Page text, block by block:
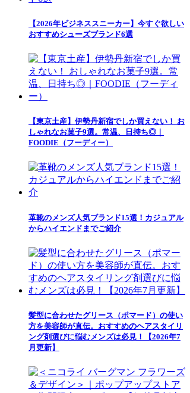
【2026年ビジネススニーカー】今すぐ欲しい
おすすめシューズブランド6選
【東京土産】伊勢丹新宿でしか買えない！ お
しゃれなお菓子9選。常温、日持ち◎｜
FOODIE（フーディー）
革靴のメンズ人気ブランド15選！カジュアル
からハイエンドまでご紹介
髪型に合わせたグリース（ポマード）の使い
方を美容師が直伝。おすすめのヘアスタイリ
ング剤選びに悩むメンズは必見！【2026年7
月更新】